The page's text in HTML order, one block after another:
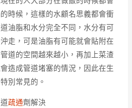
時候，這樣的水顧名思義都會衝
油脂和水分完全不同，水分有可
走，可是油脂有可能就會貼附在
道的空間越來越小，再加上菜渣
造成管道堵塞的情況，因此在生
別常見的。
疏通劑解決